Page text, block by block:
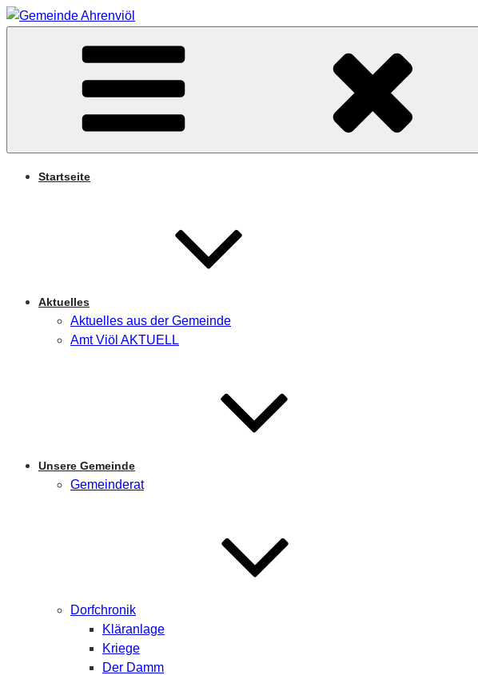
Zum
GEMEINDE AHRENVIÖL
Startseite
Aktuelles
Aktuelles aus der Gemeinde
Amt Viöl AKTUELL
Unsere Gemeinde
Gemeinderat
Dorfchronik
Kläranlage
Kriege
Der Damm